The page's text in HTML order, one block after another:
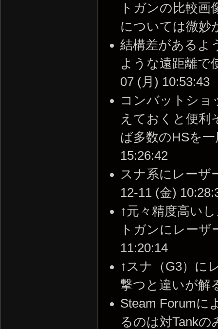
トガンの比較
については微妙
結構差がある
ような遠距離で
07 (月) 10:53:43
コンバットショ
えておくと便利
ば多数のHSを
15:26:42
スナ系にレーザ
12-11 (金)
↑元々精度高い
トガンにレー
11:20:14
↑スナ（G3）に
撃つと違いが解
Steam Forumに
るのは対Tank